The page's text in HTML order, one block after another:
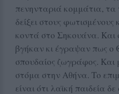
πενηνταριά κομμάτια, τα
δείξει στους φωτισμένους
κοντά στο Σηκουάνα. Και
βγήκαν κι έγραψαν πως ο
σπουδαίος ζωγράφος. Και
στόμα στην Αθήνα. Το
είναι ότι λαϊκή παιδεία